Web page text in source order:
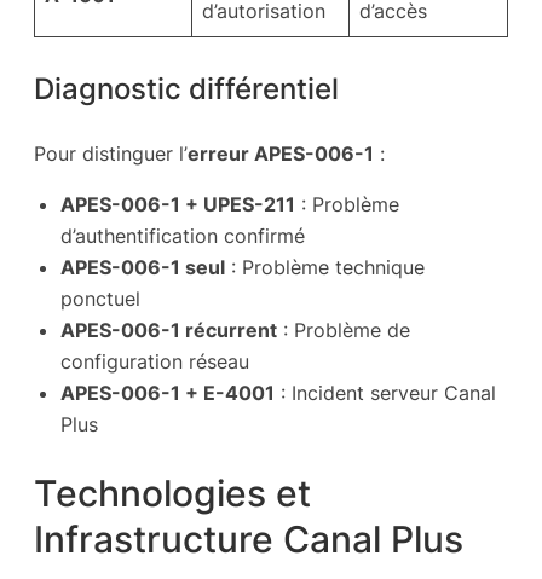
d’autorisation d’accès
Diagnostic différentiel
Pour distinguer l’erreur APES-006-1 :
APES-006-1 + UPES-211 : Problème
d’authentification confirmé
APES-006-1 seul : Problème technique
ponctuel
APES-006-1 récurrent : Problème de
configuration réseau
APES-006-1 + E-4001 : Incident serveur Canal
Plus
Technologies et
Infrastructure Canal Plus